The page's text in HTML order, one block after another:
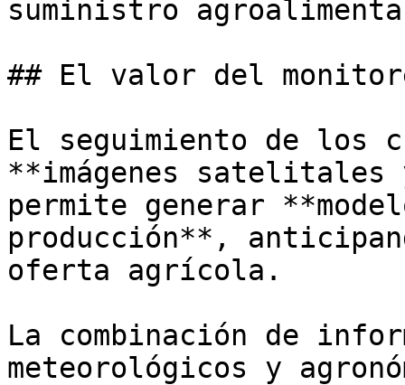
suministro
## El valor del
El seguimiento de los
**imágenes satelitales
permite generar
producción**,
oferta agrícola.
La combinación de
meteorológicos y